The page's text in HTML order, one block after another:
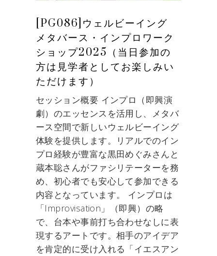
[PG086]ウェルビーイング
メタバース・インプロワーク
ショップ2025（当日参加の
方は見学者としてお楽しみい
ただけます）
セッション概要 インプロ（即興演
劇）のエッセンスを活用し、メタバ
ース空間で新しいウェルビーイング
体験を提供します。リアルでのイン
プロ経験が豊富な黒田めぐみさんと
蔵本聡さんがファシリテーターを務
め、初心者でも安心して参加できる
内容となっています。 インプロは
「Improvisation」（即興）の略
で、台本や事前打ち合わせなしに表
現するアートです。相手のアイデア
を肯定的に受け入れる「イエスアン